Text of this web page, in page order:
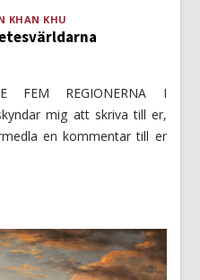
KHAN KHU
FEM REGIONERNA I
skyndar mig att skriva till er,
en kommentar till er